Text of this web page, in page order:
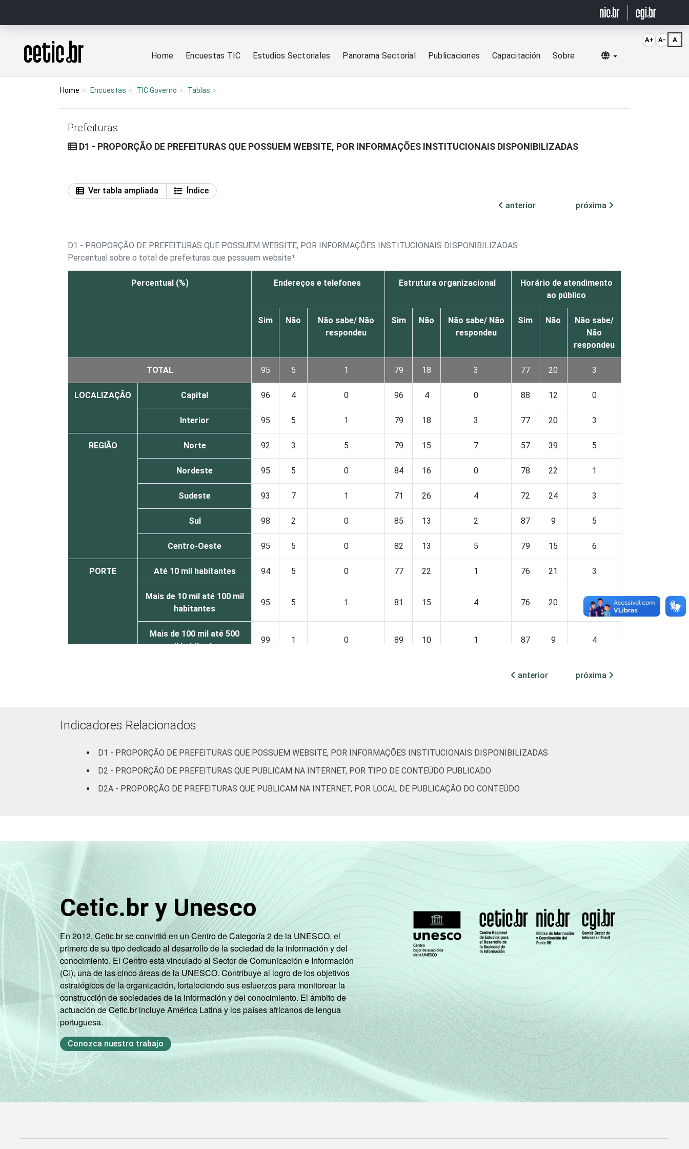
Página inicial
Home Encuestas TIC Estudios Sectoriales Panorama Sectorial Publicaciones Capacitación Sobre Selecionar idioma
Home Encuestas TIC Governo Tablas
Prefeituras
D1 - PROPORÇÃO DE PREFEITURAS QUE POSSUEM WEBSITE, POR INFORMAÇÕES INSTITUCIONAIS DISPONIBILIZADAS
Ver tabla ampliada
Índice
anterior
próxima
D1 - PROPORÇÃO DE PREFEITURAS QUE POSSUEM WEBSITE, POR INFORMAÇÕES INSTITUCIONAIS DISPONIBILIZADAS
Percentual sobre o total de prefeituras que possuem website¹
Percentual (%) Endereços e telefones Estrutura organizacional
Horário de atendimento
ao público
Sim Não
Não sabe/ Não
respondeu
Sim Não
Não sabe/ Não
respondeu
Sim Não
Não sabe/
Não
respondeu
TOTAL 95 5 1 79 18 3 77 20 3
LOCALIZAÇÃO Capital 96 4 0 96 4 0 88 12 0
Interior 95 5 1 79 18 3 77 20 3
REGIÃO Norte 92 3 5 79 15 7 57 39 5
Nordeste 95 5 0 84 16 0 78 22 1
Sudeste 93 7 1 71 26 4 72 24 3
Sul 98 2 0 85 13 2 87 9 5
Centro-Oeste 95 5 0 82 13 5 79 15 6
PORTE Até 10 mil habitantes 94 5 0 77 22 1 76 21 3
Mais de 10 mil até 100 mil
habitantes
95 5 1 81 15 4 76 20 4
Mais de 100 mil até 500
mil habitantes
99 1 0 89 10 1 87 9 4
94 0
anterior próxima
Indicadores Relacionados
D1 - PROPORÇÃO DE PREFEITURAS QUE POSSUEM WEBSITE, POR INFORMAÇÕES INSTITUCIONAIS DISPONIBILIZADAS
D2 - PROPORÇÃO DE PREFEITURAS QUE PUBLICAM NA INTERNET, POR TIPO DE CONTEÚDO PUBLICADO
D2A - PROPORÇÃO DE PREFEITURAS QUE PUBLICAM NA INTERNET, POR LOCAL DE PUBLICAÇÃO DO CONTEÚDO
Cetic.br y Unesco
En 2012, Cetic.br se convirtió en un Centro de Categoría 2 de la UNESCO, el
primero de su tipo dedicado al desarrollo de la sociedad de la información y del
conocimiento. El Centro está vinculado al Sector de Comunicación e Información
(CI), una de las cinco áreas de la UNESCO. Contribuye al logro de los objetivos
estratégicos de la organización, fortaleciendo sus esfuerzos para monitorear la
construcción de sociedades de la información y del conocimiento. El ámbito de
actuación de Cetic.br incluye América Latina y los países africanos de lengua
portuguesa.
Conozca nuestro trabajo
A+ A- A